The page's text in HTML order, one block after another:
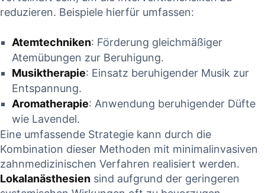
reduzieren. Beispiele ‌hierfür​ umfassen:
Atemtechniken:⁢ Förderung gleichmäßiger⁣
Atemübungen zur Beruhigung.
Musiktherapie: Einsatz beruhigender‍ Musik zur⁤
Entspannung.
Aromatherapie: Anwendung beruhigender Düfte
wie Lavendel.
Eine umfassende Strategie kann durch die
Kombination dieser ⁣Methoden mit minimalinvasiven
zahnmedizinischen Verfahren realisiert werden.
Lokalanästhesien sind⁤ aufgrund der ‍geringeren